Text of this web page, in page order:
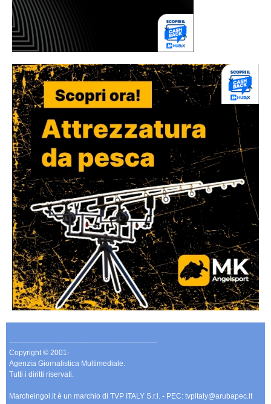
-------------------------------------------------------------
Copyright © 2001-
Agenzia Giornalistica Multimediale.
Tutti i diritti riservati.
Marcheingol.it è un marchio di TVP ITALY S.r.l. - PEC: tvpitaly@arubapec.it